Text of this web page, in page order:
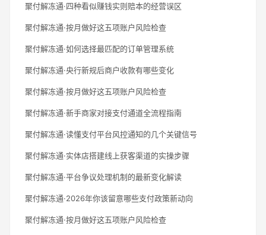
聚付解冻通·四种看似赚钱实则赔本的经营误区
聚付解冻通·按月做好这五项账户风险检查
聚付解冻通·如何选择最匹配的订单管理系统
聚付解冻通·央行新规后商户收款有哪些变化
聚付解冻通·按月做好这五项账户风险检查
聚付解冻通·新手商家对接支付通道全流程指南
聚付解冻通·读懂支付平台风控通知的几个关键信号
聚付解冻通·实体店搭建线上获客渠道的实操步骤
聚付解冻通·平台争议处理机制的最新变化解读
聚付解冻通·2026年你该留意哪些支付政策新动向
聚付解冻通·按月做好这五项账户风险检查